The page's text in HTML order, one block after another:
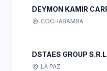
DEYMON KAMIR
COCHABAMBA
DSTAES GROUP
LA PAZ